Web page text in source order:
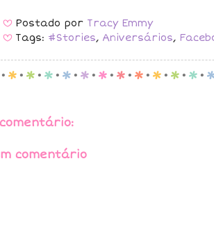
B Postado por Tracy Emmy
B Tags: #Stories, Aniversários,
. p . p . p . p . p . p . p . p . p . p . p .
comentário